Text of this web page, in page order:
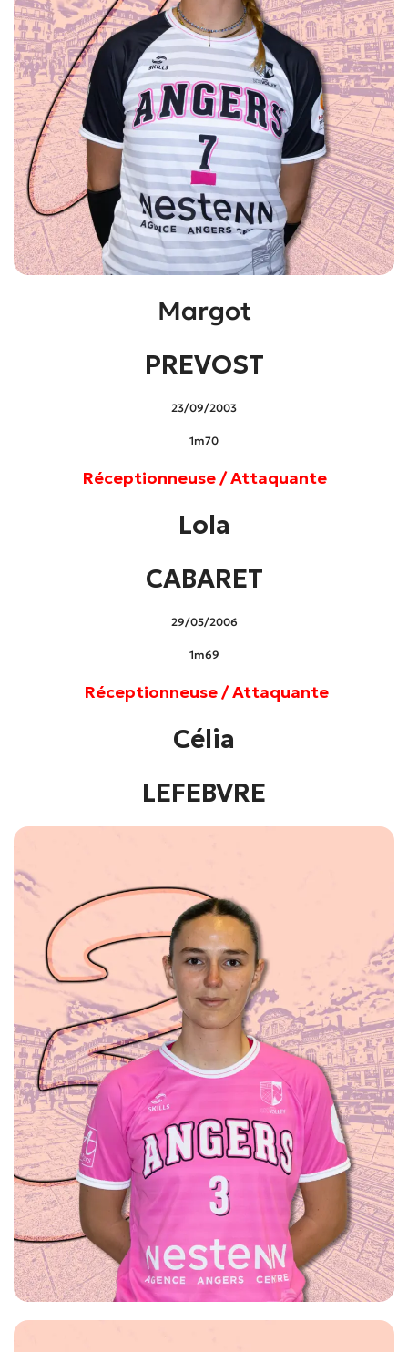
Margot
PREVOST
23/09/2003
1m70
Réceptionneuse / Attaquante
Célia
LEFEBVRE
Pointue
Lola
CABARET
29/05/2006
1m69
Réceptionneuse / Attaquante